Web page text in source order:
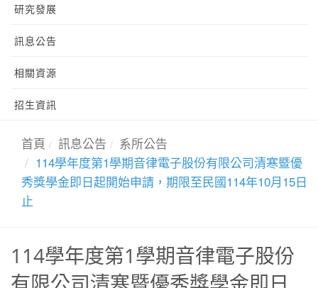
研究發展
訊息公告
相關資源
招生資訊
首頁 訊息公告
系所公告
114學年度第1學期音律電子股份有限公司清寒暨優
秀獎學金即日起開始申請，期限至民國114年10月15日
止
114學年度第1學期音律電子股份